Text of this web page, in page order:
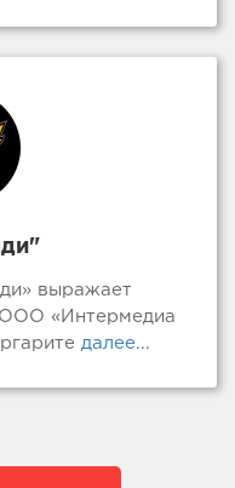
выражает
ООО «Интермедиа
далее...